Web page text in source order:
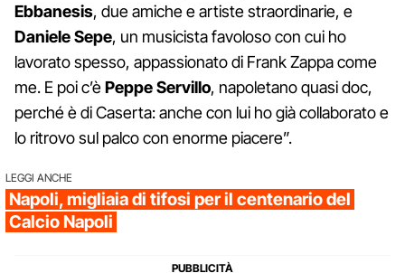
Ebbanesis, due amiche e artiste straordinarie, e
Daniele Sepe, un musicista favoloso con cui ho
lavorato spesso, appassionato di Frank Zappa come
me. E poi c’èPeppe Servillo, napoletano quasi doc,
perché è di Caserta: anche con lui ho già collaborato e
lo ritrovo sul palco con enorme piacere”.
LEGGI ANCHE
Napoli, migliaia di tifosi per il centenario del
Calcio Napoli